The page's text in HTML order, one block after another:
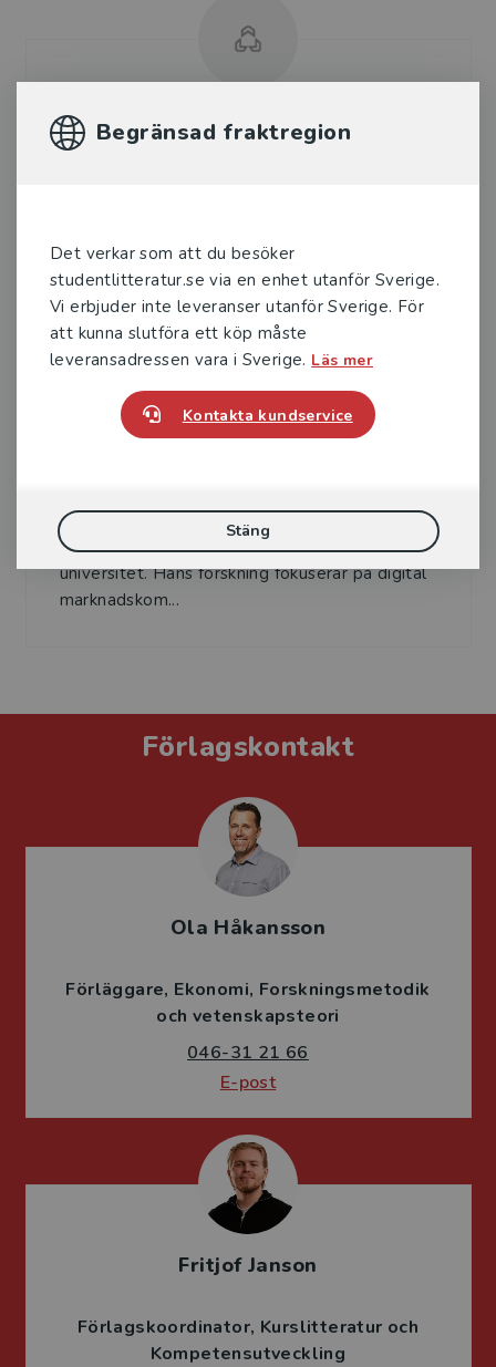
Begränsad fraktregion
Det verkar som att du besöker
studentlitteratur.se via en enhet utanför Sverige.
Vi erbjuder inte leveranser utanför Sverige. För
att kunna slutföra ett köp måste
leveransadressen vara i Sverige. Läs mer
Kontakta kundservice
Stäng
Nils Gustafsson
deltaga...
Nils Holmberg (t.h.) är lektor vid Institutionen
för strategisk kommunikation på Lunds
universitet. Hans forskning fokuserar på digital
marknadskom...
Förlagskontakt
Ola Håkansson
Förläggare Ekonomi Forskningsmetodik
och vetenskapsteori
046-31 21 66
E-post
Fritjof Janson
Förlagskoordinator Kurslitteratur och
Kompetensutveckling